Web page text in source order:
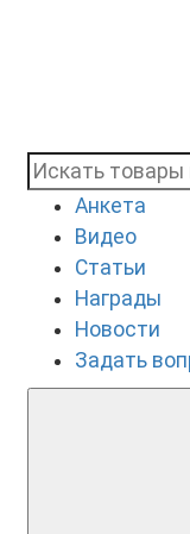
Анкета
Видео
Статьи
Награды
Новости
Задать